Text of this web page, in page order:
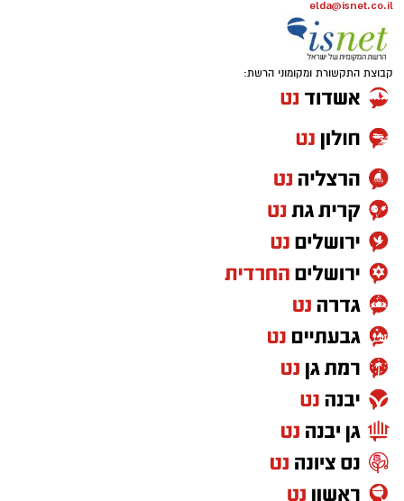
הפנימיות מפגיעת הטיל. בטקס חגיגי שנערך
לציון החזרה למשכן הקבוע הדגישו בכירי כללית
וסורוקה את החוסן, המקצועיות והמחויבות של
הצוותים הרפואיים, שלא חדלו להעניק טיפול
איכותי גם בתנאים המאתגרים ביותר
סורוקה מקבוצת כללית, צוין שובה של מחלקה
פנימית ב' למשכנה הקבוע, לאחר תקופה ממושכת
שבה פעלה במתחם התת קרקעי הממוגן. אתמול
הושלמה העברת המטופלים והציוד, והמחלקה שבה
לפעילות מלאה במבנה המחודש.
עם פתיחת מבצע "עם כלביא" בשנה שעברה,
כחלק מהיערכות מוקדמת של סורוקה להבטחת
רצף טיפולי גם בתנאי חירום, הועברו כלל
המחלקות הפנימיות למתחם התת קרקעי. ימים
ספורים לאחר מכן פגע טיל איראני בבניין הכירורגי
הצפוני, וגרם לנזקים משמעותיים גם לבניין
המחלקות הפנימיות. בין היתר נפגעו מערכות
חיוניות ובהן תשתיות הגזים הרפואיים, אספקת
elda@isnet.co.il
קבוצת התקשורת ומקומוני הרשת: